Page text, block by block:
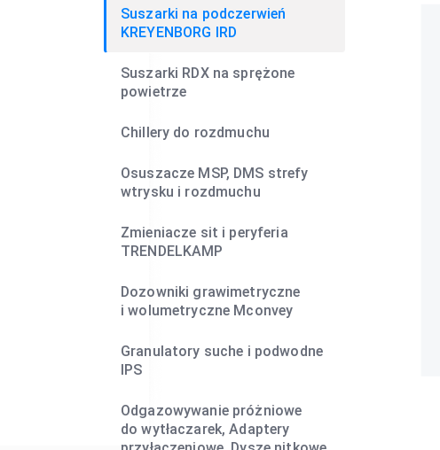
Suszarki na podczerwień
KREYENBORG IRD
Suszarki RDX na sprężone
powietrze
Chillery do rozdmuchu
Osuszacze MSP, DMS strefy
wtrysku i rozdmuchu
Zmieniacze sit i peryferia
TRENDELKAMP
Dozowniki grawimetryczne
i wolumetryczne Mconvey
Granulatory suche i podwodne
IPS
Odgazowywanie próżniowe
do wytłaczarek, Adaptery